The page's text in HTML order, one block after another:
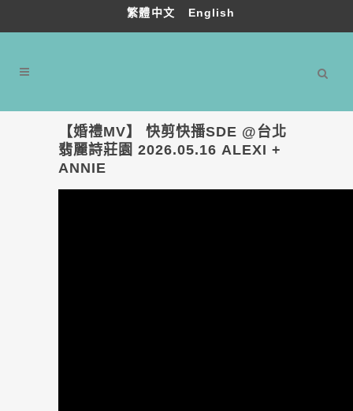
繁體中文 English
【婚禮MV】 快剪快播SDE @台北
翡麗詩莊園 2026.05.16 ALEXI +
ANNIE